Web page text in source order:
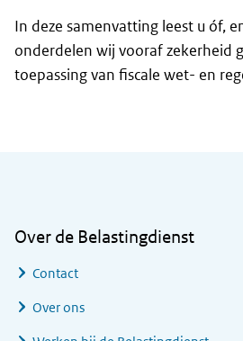
In deze samenvatting leest u óf,
onderdelen wij vooraf zekerheid
toepassing van fiscale wet- en
Over de Belastingdienst
Contact
Over ons